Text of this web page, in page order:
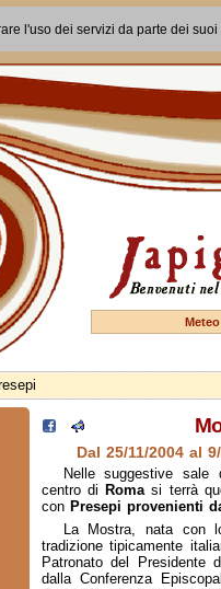
l'uso dei servizi da parte dei
Dal 25/11/2004 al
Nelle suggestive sale
centro di Romasi terrà
con Presepi provenienti
La Mostra, nata con
tradizione tipicamente
Patronato del Presidente
dalla Conferenza